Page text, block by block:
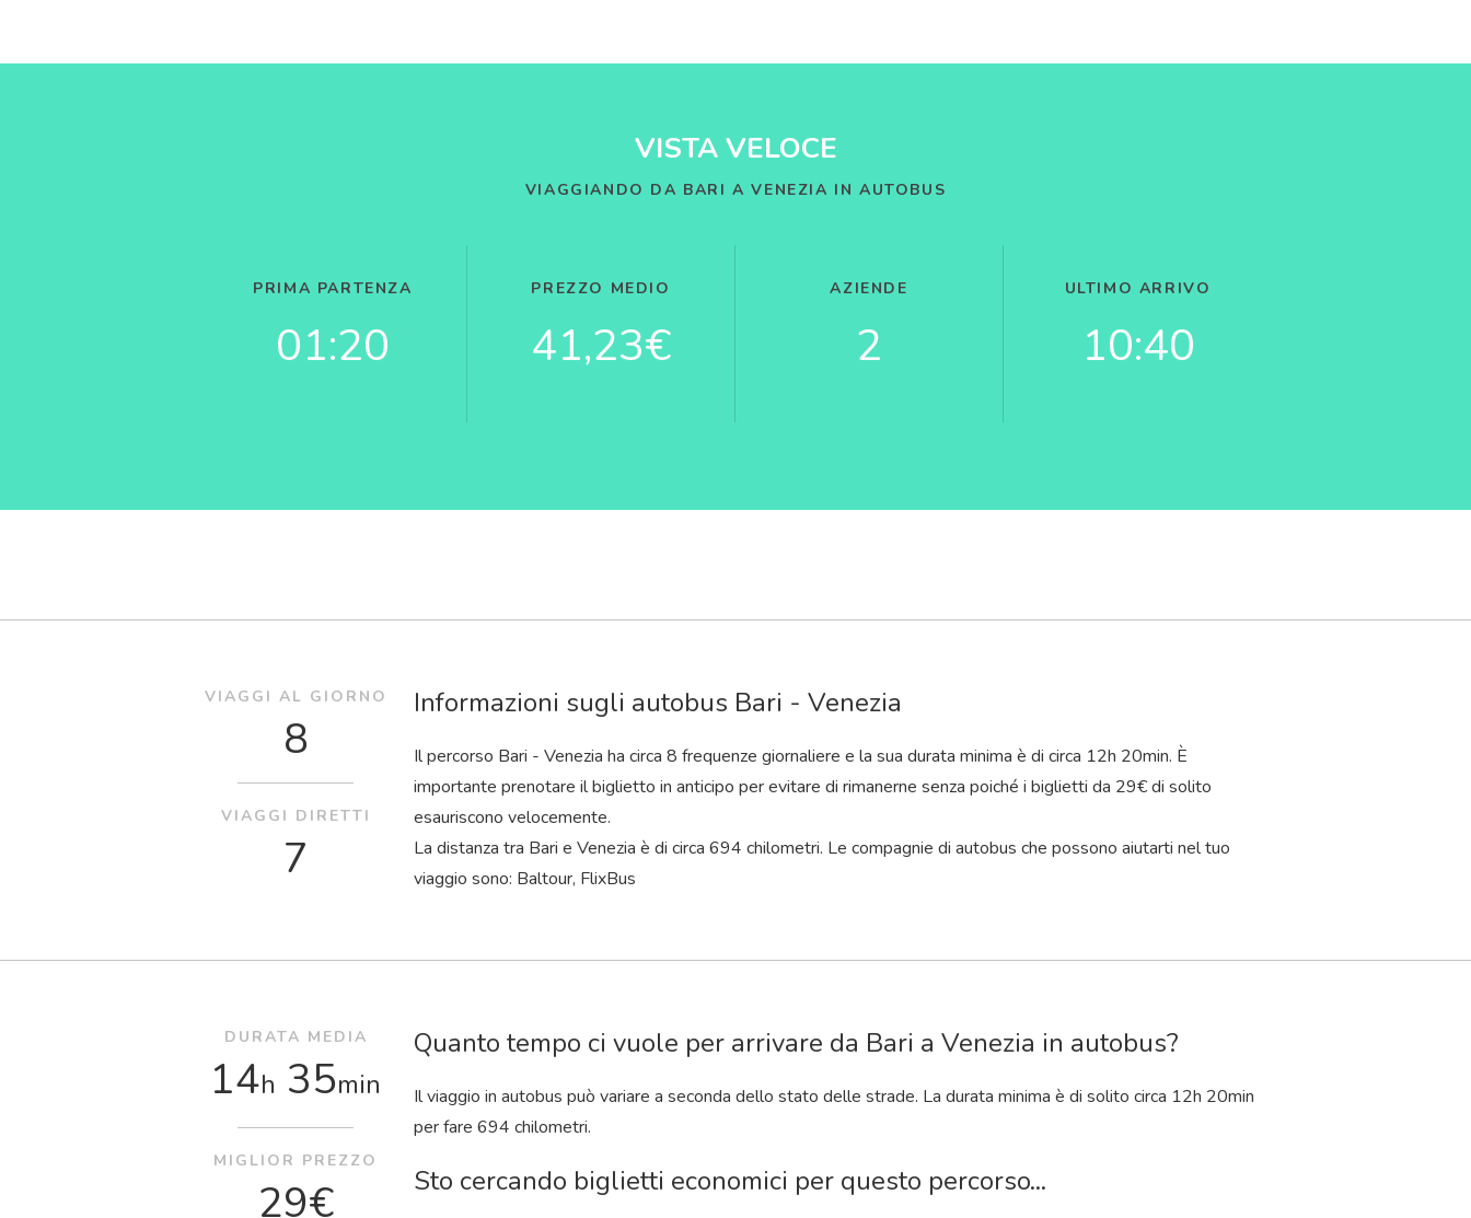
VISTA VELOCE
VIAGGIANDO DA BARI A VENEZIA IN AUTOBUS
PRIMA PARTENZA
01:20
PREZZO MEDIO
41,23€
AZIENDE
2
ULTIMO ARRIVO
10:40
Informazioni sugli autobus Bari - Venezia
Il percorso Bari - Venezia ha circa 8 frequenze giornaliere e la sua durata minima è di circa 12h 20min. È
importante prenotare il biglietto in anticipo per evitare di rimanerne senza poiché i biglietti da 29€ di solito
esauriscono velocemente.
La distanza tra Bari e Venezia è di circa 694 chilometri. Le compagnie di autobus che possono aiutarti nel tuo
viaggio sono: Baltour, FlixBus
VIAGGI AL GIORNO
8
VIAGGI DIRETTI
7
Quanto tempo ci vuole per arrivare da Bari a Venezia in autobus?
Il viaggio in autobus può variare a seconda dello stato delle strade. La durata minima è di solito circa 12h 20min
per fare 694 chilometri.
Sto cercando biglietti economici per questo percorso...
DURATA MEDIA
14h 35min
MIGLIOR PREZZO
29€